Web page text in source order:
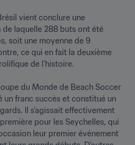
vient conclure une
laquelle 288 buts ont été
soit une moyenne de 9
ce qui en fait la deuxième
de l’histoire.
du Monde de Beach Soccer
un franc succès et constitué un
Il s’agissait effectivement
pour les Seychelles, qui
leur premier événement